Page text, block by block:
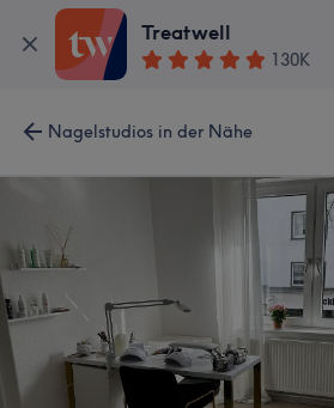
Treatwell
130K
Nagelstudios in der Nähe